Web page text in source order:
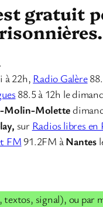
gratuit
à 22h, Radio Galère
88.5 à 12h le
Molin-Molette
sur Radios libres en
FM 91.2FM àNantes
textos, signal), ou par